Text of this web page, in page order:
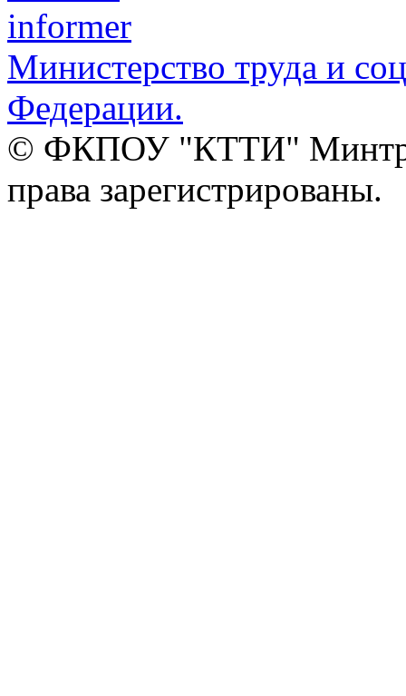
Министерство труда и
Федерации.
© ФКПОУ "КТТИ"
права зарегистрированы.